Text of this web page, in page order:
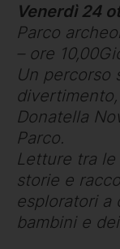
Venerdì 24
Parco
– ore
Un percorso
Donatella
Parco.
Letture tra le
storie e
esploratori a
bambini e